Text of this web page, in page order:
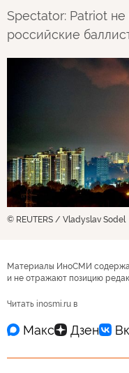
Spectator: Patriot
российские
© REUTERS / Vladyslav Sodel
Материалы ИноСМИ
и не отражают позицию
Читать inosmi.ru в